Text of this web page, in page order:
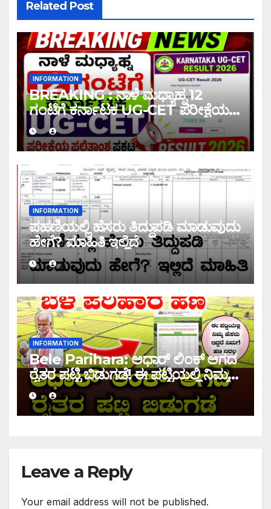
Related Post
INFORMATION
BREAKING : ನಾಳೆ ಮಧ್ಯಾಹ್ನ 12
ಗಂಟೆಗೆ ಕರ್ನಾಟಕ UG-CET ಪರೀಕ್ಷೆಯ
ಫಲಿತಾಂಶ ಪ್ರಕಟ |UG-CET Result
2026
INFORMATION
ಪಹಣಿಯಲ್ಲಿ ಹೆಸರು ತಿದ್ದುಪಡಿ ಮಾಡುವುದು
ಹೇಗೆ? ಮಾಹಿತಿ ಇಲ್ಲಿದೆ
INFORMATION
Bele Parihara: ಆಧಾರ್ ಲಿಂಕ್ ಆಗದ
ರೈತರ ಪಟ್ಟಿ ಬಿಡುಗಡೆ! ಈ ಪಟ್ಟಿಯಲ್ಲಿ ನಿಮ್ಮ
ಹೆಸರು ಇದ್ದರೆ ನಿಮಗೆ ಹಣ ಜಮಾ ಆಗಲ್ಲ !
Leave a Reply
Your email address will not be published.